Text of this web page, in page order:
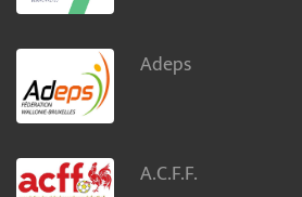
Adeps
A.C.F.F.